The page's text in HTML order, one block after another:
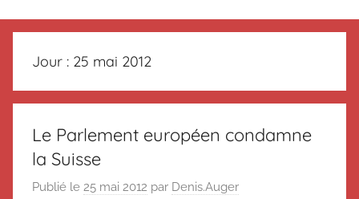
Le
blog
de
Suisse
Magazine
Suisse
souvenir
Suisse
Magazine
Jour : 25 mai 2012
Le Parlement européen condamne
la Suisse
Publié le 25 mai 2012 par Denis.Auger